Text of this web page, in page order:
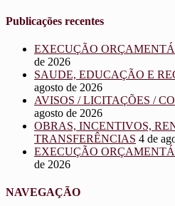
Publicações recentes
EXECUÇÃO
de 2026
SAUDE, EDUCAÇÃO E
agosto de 2026
AVISOS / LICITAÇÕES /
agosto de 2026
OBRAS, INCENTIVOS,
TRANSFERÊNCIAS 4 de
EXECUÇÃO
de 2026
NAVEGAÇÃO